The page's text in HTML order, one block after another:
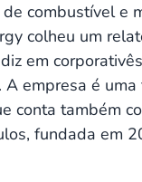
combustível e
colheu um
em
A empresa é
conta também
fundada em